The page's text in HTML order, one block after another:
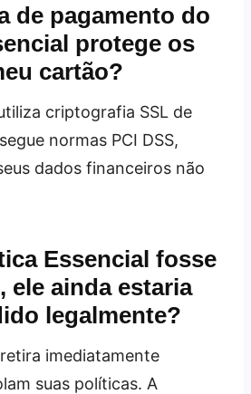
de pagamento do
protege os
cartão?
criptografia SSL de
normas PCI DSS,
dados financeiros não
Essencial fosse
ele ainda estaria
legalmente?
imediatamente
suas políticas. A